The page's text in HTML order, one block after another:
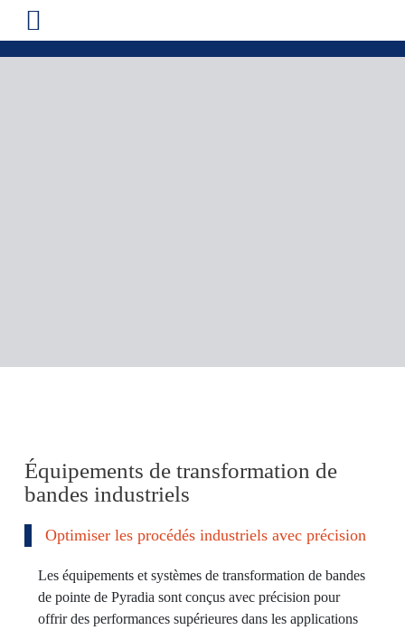
Équipements de transformation de
bandes industriels
Optimiser les procédés industriels avec précision
Les équipements et systèmes de transformation de bandes
de pointe de Pyradia sont conçus avec précision pour
offrir des performances supérieures dans les applications